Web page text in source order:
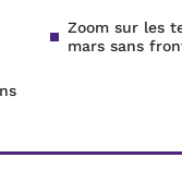
Zoom sur les
mars sans